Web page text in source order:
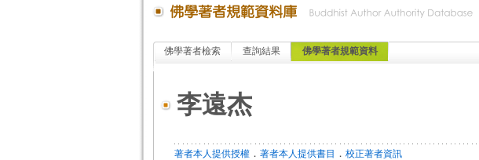
佛學著者檢索 查詢結果 佛學著者規範資料
李遠杰
著者本人提供授權． 著者本人提供書目 ． 校正著者資訊